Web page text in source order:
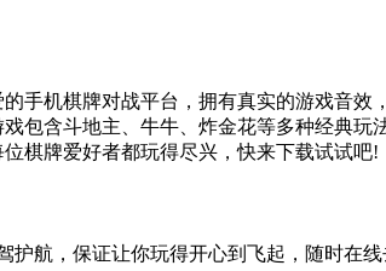
手机棋牌对战平台，拥有真实的游戏音
包含斗地主、牛牛、炸金花等多种经典
棋牌爱好者都玩得尽兴，快来下载试试吧!
航，保证让你玩得开心到飞起，随时在线